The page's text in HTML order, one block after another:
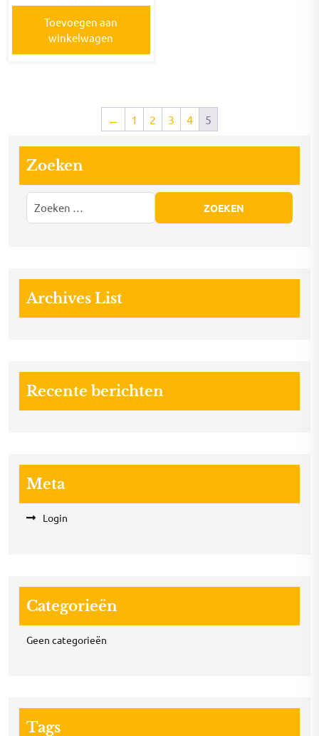
Toevoegen aan
winkelwagen
← 1 2 3 4 5
Zoeken
Archives List
Recente berichten
Meta
Login
Categorieën
Geen categorieën
Tags